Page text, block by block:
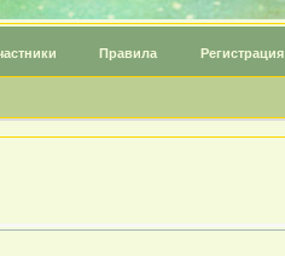
Правила Регистрация